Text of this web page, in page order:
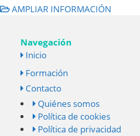
AMPLIAR INFORMACIÓN
Navegación
Inicio
Formación
Contacto
Quiénes somos
Política de cookies
Política de privacidad